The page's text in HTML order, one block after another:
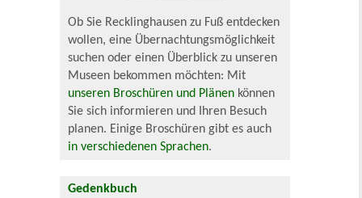
Ob Sie Recklinghausen zu Fuß entdecken
wollen, eine Übernachtungsmöglichkeit
suchen oder einen Überblick zu unseren
Museen bekommen möchten: Mit
unseren Broschüren und Plänen können
Sie sich informieren und Ihren Besuch
planen. Einige Broschüren gibt es auch
in verschiedenen Sprachen.
Gedenkbuch